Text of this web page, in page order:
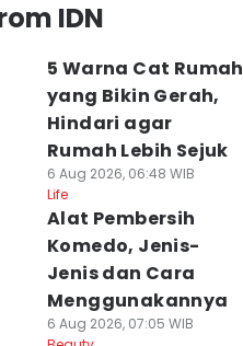
IDN
5 Warna Cat Rumah
yang Bikin Gerah,
Hindari agar
Rumah Lebih Sejuk
6 Aug 2026, 06:48 WIB
Life
Alat Pembersih
Komedo, Jenis-
Jenis dan Cara
Menggunakannya
6 Aug 2026, 07:05 WIB